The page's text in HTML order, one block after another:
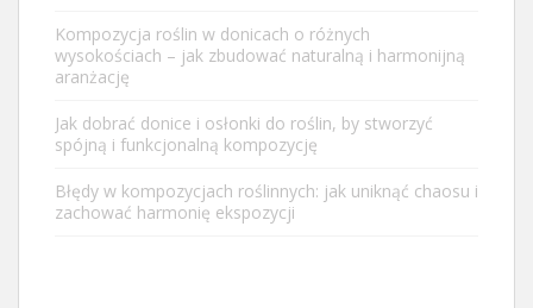
Kompozycja roślin w donicach o różnych
wysokościach – jak zbudować naturalną i harmonijną
aranżację
Jak dobrać donice i osłonki do roślin, by stworzyć
spójną i funkcjonalną kompozycję
Błędy w kompozycjach roślinnych: jak uniknąć chaosu i
zachować harmonię ekspozycji